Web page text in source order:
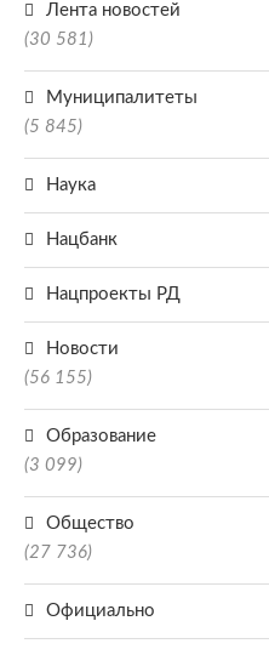
Лента новостей
(30 581)
Муниципалитеты
(5 845)
Наука
Нацбанк
Нацпроекты РД
Новости
(56 155)
Образование
(3 099)
Общество
(27 736)
Официально